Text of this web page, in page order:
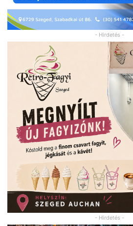
- Hirdetés -
- Hirdetés -